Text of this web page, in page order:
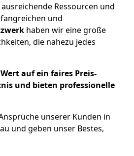
Ressourcen und
und
haben wir eine große
die nahezu jedes
auf ein faires Preis-
und bieten professionelle
unserer Kunden in
und geben unser Bestes,